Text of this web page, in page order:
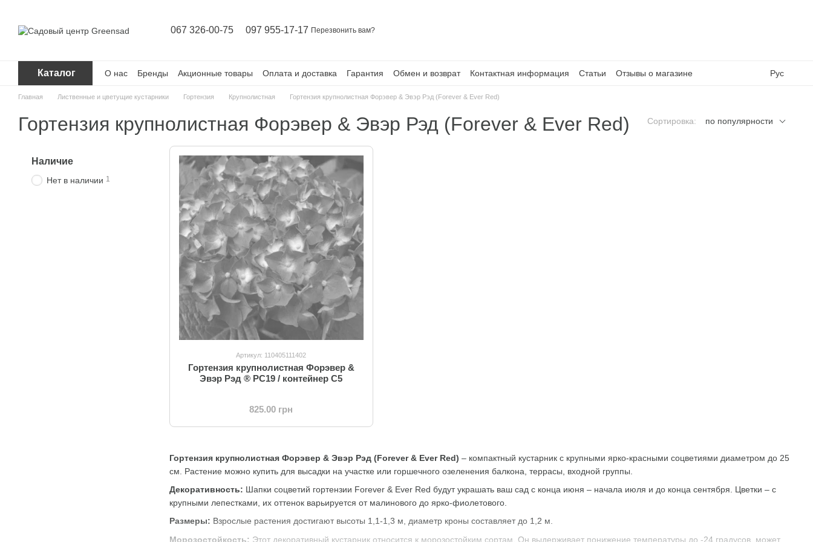
067 326-00-75 097 955-17-17 Перезвонить вам?
Каталог О нас Бренды Акционные товары Оплата и доставка Гарантия Обмен и возврат Контактная информация Статьи Отзывы о магазине Рус
Главная Лиственные и цветущие кустарники Гортензия Крупнолистная Гортензия крупнолистная Форэвер & Эвэр Рэд (Forever & Ever Red)
Гортензия крупнолистная Форэвер & Эвэр Рэд (Forever & Ever Red) Сортировка: по популярности
Гортензия крупнолистная Форэвер & Эвэр Рэд (Forever & Ever Red) – компактный кустарник с крупными ярко-красными соцветиями диаметром до 25
см. Растение можно купить для высадки на участке или горшечного озеленения балкона, террасы, входной группы.
Декоративность: Шапки соцветий гортензии Forever & Ever Red будут украшать ваш сад с конца июня – начала июля и до конца сентября. Цветки – с
крупными лепестками, их оттенок варьируется от малинового до ярко-фиолетового.
Размеры: Взрослые растения достигают высоты 1,1-1,3 м, диаметр кроны составляет до 1,2 м.
Морозостойкость: Этот декоративный кустарник относится к морозостойким сортам. Он выдерживает понижение температуры до -24 градусов, может
Артикул: 110405111402
Гортензия крупнолистная Форэвер &
Эвэр Рэд ® PC19 / контейнер C5
825.00 грн
Наличие
Нет в наличии 1